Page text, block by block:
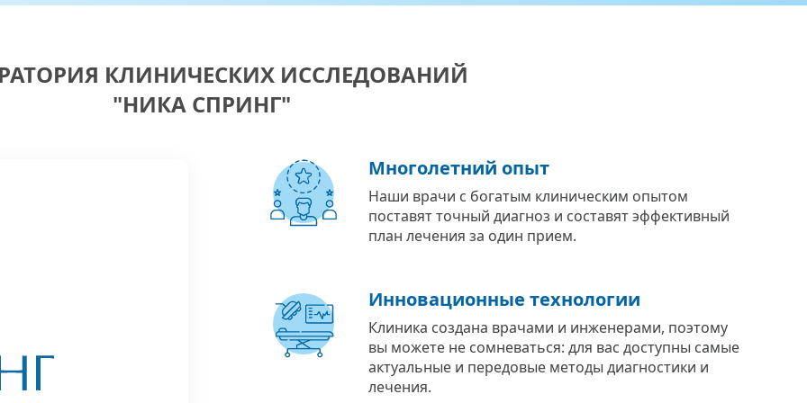
КЛИНИЧЕСКИХ ИССЛЕДОВАНИЙ
"НИКА СПРИНГ"
Многолетний опыт
Наши врачи с богатым клиническим опытом
поставят точный диагноз и составят эффективный
план лечения за один прием.
Инновационные технологии
Клиника создана врачами и инженерами, поэтому
вы можете не сомневаться: для вас доступны самые
актуальные и передовые методы диагностики и
лечения.